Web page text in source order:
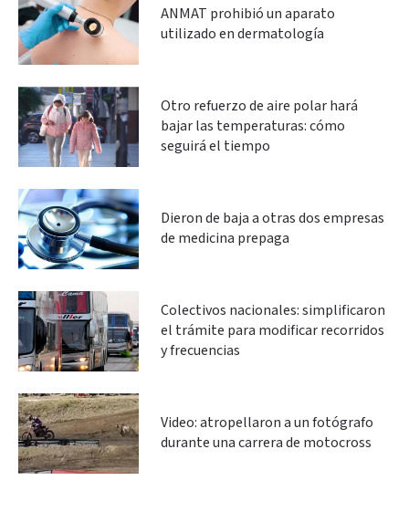
ANMAT prohibió un aparato
utilizado en dermatología
Otro refuerzo de aire polar hará
bajar las temperaturas: cómo
seguirá el tiempo
Dieron de baja a otras dos empresas
de medicina prepaga
Colectivos nacionales: simplificaron
el trámite para modificar recorridos
y frecuencias
Video: atropellaron a un fotógrafo
durante una carrera de motocross